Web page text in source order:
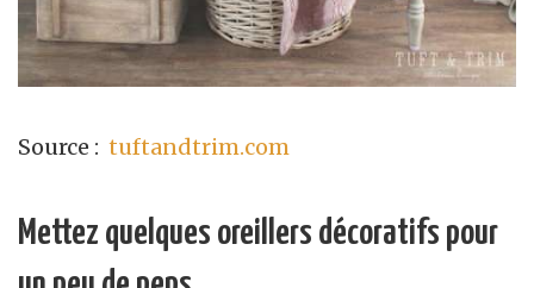
Source : tuftandtrim.com
Mettez quelques oreillers décoratifs pour